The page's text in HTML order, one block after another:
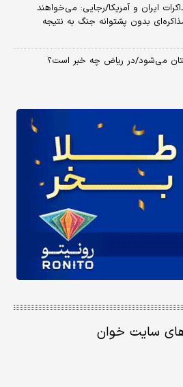
ایران و آمریکا/رجایی: می‌خواهند
بدون پشتوانه جنگ به نتیجه
می‌شود/در ریاض چه خبر است؟
های سایت خوان